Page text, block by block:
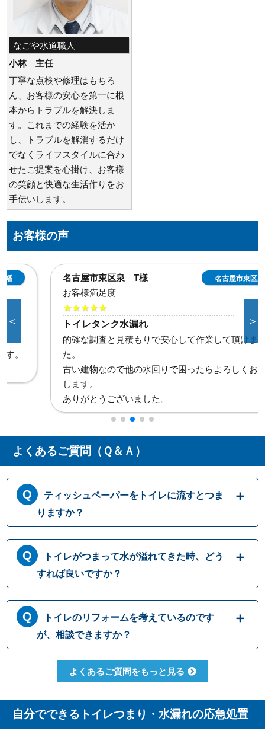
なごや水道職人
小林 主任
丁寧な点検や修理はもちろ
ん、お客様の安心を第一に根
本からトラブルを解決しま
す。これまでの経験を活か
し、トラブルを解消するだけ
でなくライフスタイルに合わ
せたご提案を心掛け、お客様
の笑顔と快適な生活作りをお
手伝いします。
お客様の声
名古屋市東区泉 T様 名古屋市東区泉
お客様満足度
★★★★★
トイレタンク水漏れ
的確な調査と見積もりで安心して作業して頂けまし
古い建物なので他の水回りで困ったらよろしくお願い
します。
ありがとうございました。
＜ ＞
よくあるご質問（Ｑ＆Ａ）
ティッシュペーパーをトイレに流すとつま
りますか？
トイレットペーパーはトイレに流す前提に作
られておりますが、ティッシュペーパーは繊
維の結びつきが強くほどけにくいため、トイ
レに流すと排水パイプ内でつまることがあり
ますので、決して流さないでください。トイ
レットペーパーも、一度に大量に流すとつま
りの原因になるため、こまめに流したりウォ
ることで、つまりを予防することができます
トイレがつまって水が溢れてきた時、どう
すれば良いですか？
トイレにつまりが起きて水が流れて行かない
時には、無理に水を流すと溢れてしまう可能
性があります。 原因として一番多いのは便器
内でのつまりですが、排管自体がつまってい
たりトイレの劣化によって引き起こされる場
合もございます。どこでつまっているか原因
す。
トイレのリフォームを考えているのです
が、相談できますか？
修理だけでなくトイレ交換やリフォームな
どによって使用可能な便器の種類も変わって
まいりますので、しっかりとした現場確認で
よくあるご質問をもっと見る
自分でできるトイレつまり・水漏れの応急処置